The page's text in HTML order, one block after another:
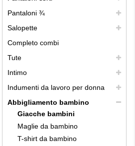
Pantaloni ¾
Salopette
Completo combi
Tute
Intimo
Indumenti da lavoro per donna
Abbigliamento bambino
Giacche bambini
Maglie da bambino
T-shirt da bambino